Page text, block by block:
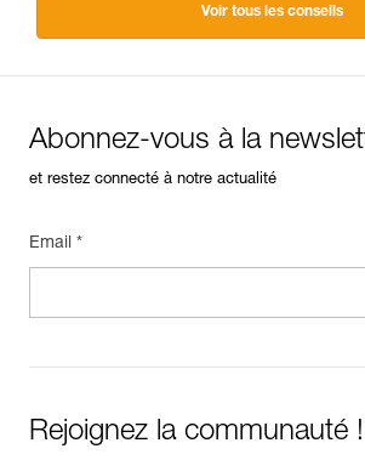
Voir tous les conseils
Abonnez-vous à la
et restez connecté à notre actualité
Email *
Rejoignez la communauté !